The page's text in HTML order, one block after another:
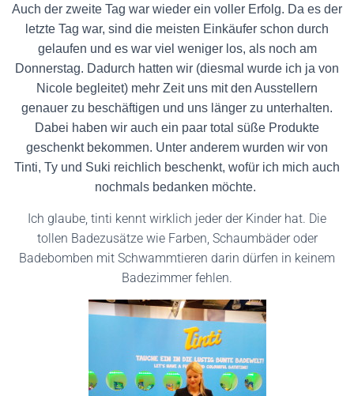
Auch der zweite Tag war wieder ein voller Erfolg. Da es der
letzte Tag war, sind die meisten Einkäufer schon durch
gelaufen und es war viel weniger los, als noch am
Donnerstag. Dadurch hatten wir (diesmal wurde ich ja von
Nicole begleitet) mehr Zeit uns mit den Ausstellern
genauer zu beschäftigen und uns länger zu unterhalten.
Dabei haben wir auch ein paar total süße Produkte
geschenkt bekommen. Unter anderem wurden wir von
Tinti, Ty und Suki reichlich beschenkt, wofür ich mich auch
nochmals bedanken möchte.
Ich glaube, tinti kennt wirklich jeder der Kinder hat. Die
tollen Badezusätze wie Farben, Schaumbäder oder
Badebomben mit Schwammtieren darin dürfen in keinem
Badezimmer fehlen.